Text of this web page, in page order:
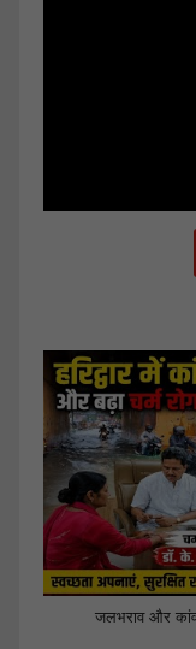
जलभराव और